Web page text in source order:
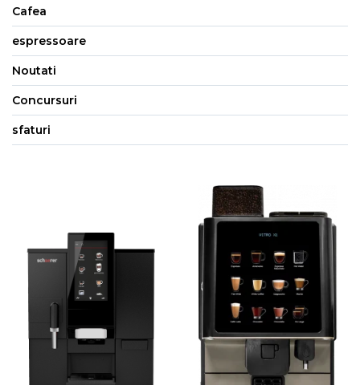
Cafea
espressoare
Noutati
Concursuri
sfaturi